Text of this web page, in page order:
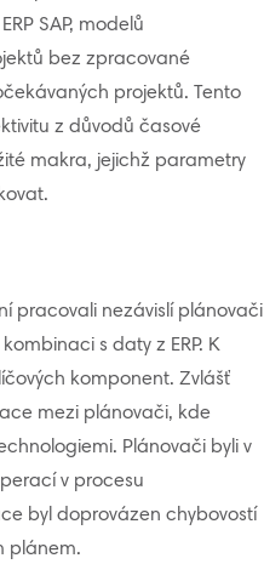
SAP, modelů
bez zpracované
projektů. Tento
z důvodů časové
makra, jejichž parametry
pracovali nezávislí plánovači
s daty z ERP. K
komponent. Zvlášť
mezi plánovači, kde
Plánovači byli v
v procesu
byl doprovázen chybovostí
plánem.